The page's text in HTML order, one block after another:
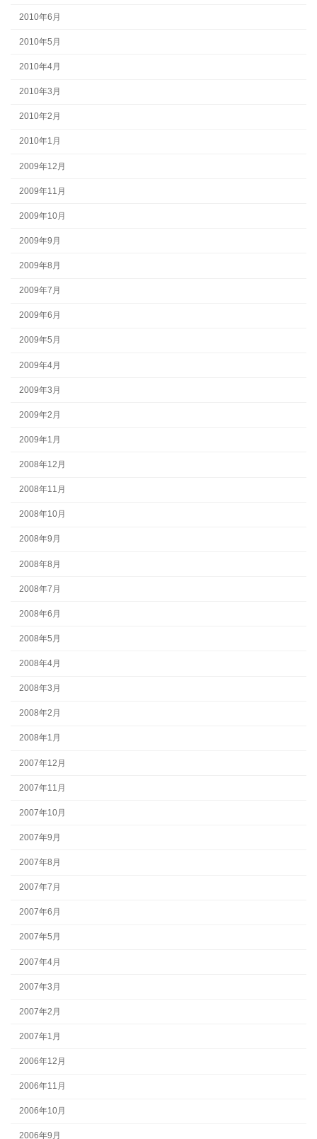
2010年6月
2010年5月
2010年4月
2010年3月
2010年2月
2010年1月
2009年12月
2009年11月
2009年10月
2009年9月
2009年8月
2009年7月
2009年6月
2009年5月
2009年4月
2009年3月
2009年2月
2009年1月
2008年12月
2008年11月
2008年10月
2008年9月
2008年8月
2008年7月
2008年6月
2008年5月
2008年4月
2008年3月
2008年2月
2008年1月
2007年12月
2007年11月
2007年10月
2007年9月
2007年8月
2007年7月
2007年6月
2007年5月
2007年4月
2007年3月
2007年2月
2007年1月
2006年12月
2006年11月
2006年10月
2006年9月